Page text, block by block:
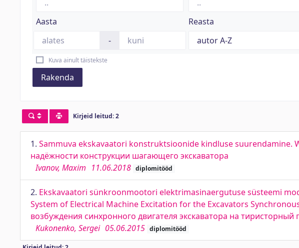
Aasta
-
Reasta
Kuva ainult täistekste
Rakenda
Kirjeid leitud: 2
1. Sammuva ekskavaatori konstruktsioonide kindluse
надёжности конструкции шагающего экскаватора
Ivanov, Maxim 11.06.2018 diplomitööd
2. Ekskavaatori sünkroonmootori elektrimasinaergutuse süsteemi
System of Electrical Machine Excitation for the Excavators
возбуждения синхронного двигателя экскаватора на тиристорный
Kukonenko, Sergei 05.06.2015 diplomitööd